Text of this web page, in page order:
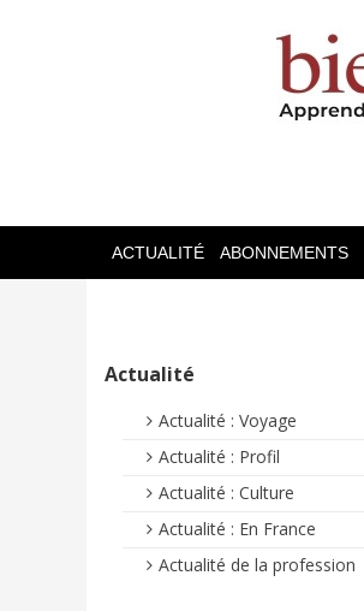
ACTUALITÉ ABONNEMENTS
Actualité
Actualité : Voyage
Actualité : Profil
Actualité : Culture
Actualité : En France
Actualité de la profession